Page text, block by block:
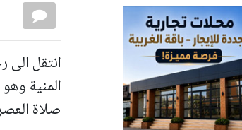
انتقل الى
المنية
صلاة